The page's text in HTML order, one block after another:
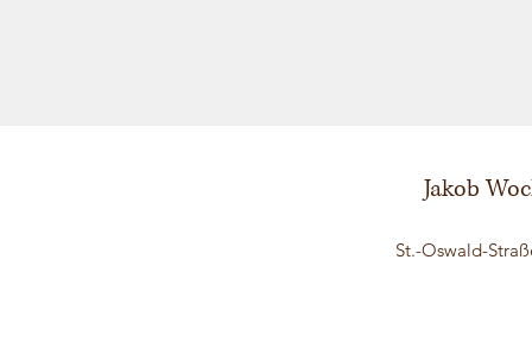
Jakob
St.-Oswald-